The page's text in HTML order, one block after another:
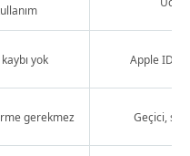
yok Apple ID
gerekmez Geçici,